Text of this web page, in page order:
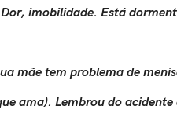
imobilidade. Está
mãe tem problema de
ama). Lembrou do